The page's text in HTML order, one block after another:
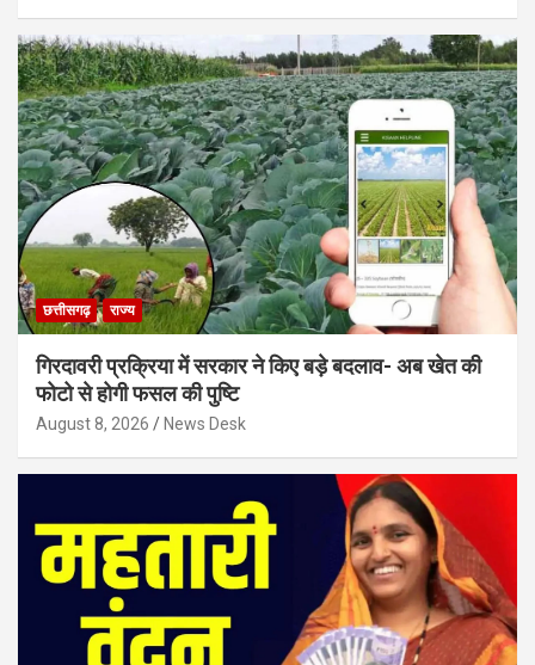
छत्तीसगढ़ राज्य
गिरदावरी प्रक्रिया में सरकार ने किए बड़े बदलाव- अब खेत की
फोटो से होगी फसल की पुष्टि
August 8, 2026 News Desk